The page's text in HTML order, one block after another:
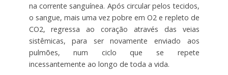
na corrente sanguínea. Após circular pelos tecidos,
o sangue, mais uma vez pobre em O2 e repleto de
CO2, regressa ao coração através das veias
sistêmicas, para ser novamente enviado aos
pulmões, num ciclo que se repete
incessantemente ao longo de toda a vida.